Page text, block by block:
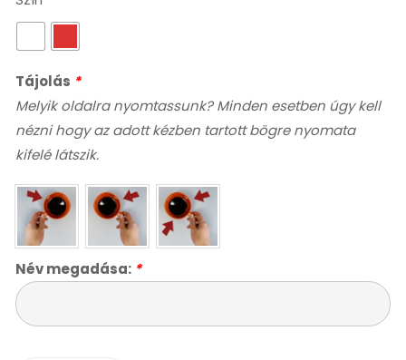
Tájolás *
Melyik oldalra nyomtassunk? Minden esetben úgy kell
nézni hogy az adott kézben tartott bögre nyomata
kifelé látszik.
Név megadása: *